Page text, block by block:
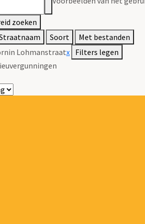
zoeken
Soort
Met bestanden
Lohmanstraatx Filters legen